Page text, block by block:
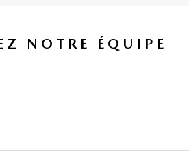
NOTRE ÉQUIPE